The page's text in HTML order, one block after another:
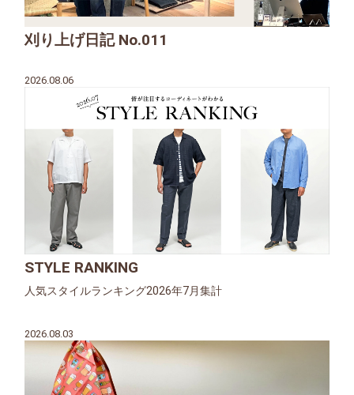
刈り上げ日記 No.011
2026.08.06
STYLE RANKING
人気スタイルランキング2026年7月集計
2026.08.03